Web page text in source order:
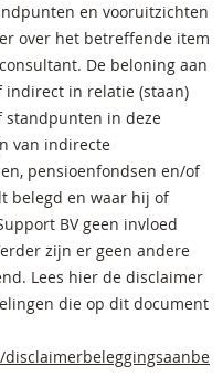
en vooruitzichten
over het betreffende item
De beloning aan
indirect in relatie (staan)
standpunten in deze
van indirecte
pensioenfondsen en/of
belegd en waar hij of
BV geen invloed
zijn er geen andere
Lees hier de disclaimer
die op dit document